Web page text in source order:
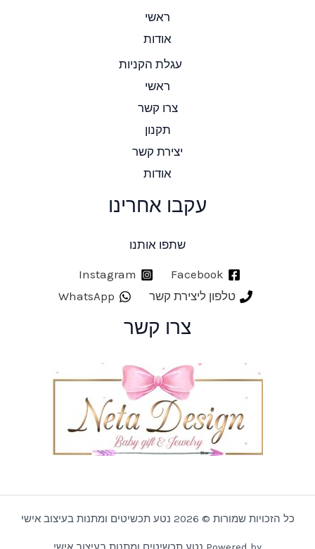
ראשי
אודות
עגלת הקניות
ראשי
צרו קשר
תקנון
יצירת קשר
אודות
עקבו אחרינו
שתפו אותנו
Facebook
Instagram
טלפון ליצירת קשר
WhatsApp
צרו קשר
כל הזכויות שמורות © 2026 נטע תכשיטים ומתנות בעיצוב אישי